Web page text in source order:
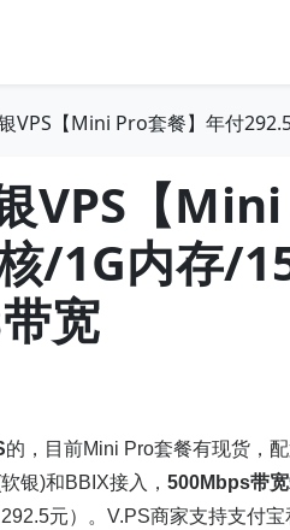
VPS【Mini Pro套餐】年付
VPS【
/1G内存/
宽
的，目前Mini Pro套餐有现货，
银)和BBIX接入， 500Mbps带宽
元）。V.PS商家支持支付宝